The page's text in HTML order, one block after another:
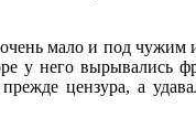
мало и под
у него вырывались
цензура, а